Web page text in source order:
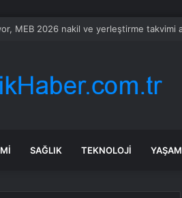
Sahibi olmak için tek bir şart var
SAĞLIK TEKNOLOJI YAŞAM